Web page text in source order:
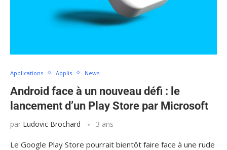
Applications Applis News
Android face à un nouveau défi : le
lancement d’un Play Store par Microsoft
par Ludovic Brochard 3 ans
Le Google Play Store pourrait bientôt faire face à une rude